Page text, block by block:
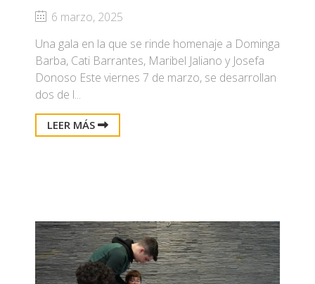
6 marzo, 2025
Una gala en la que se rinde homenaje a Dominga
Barba, Cati Barrantes, Maribel Jaliano y Josefa
Donoso Este viernes 7 de marzo, se desarrollan
dos de l...
LEER MÁS